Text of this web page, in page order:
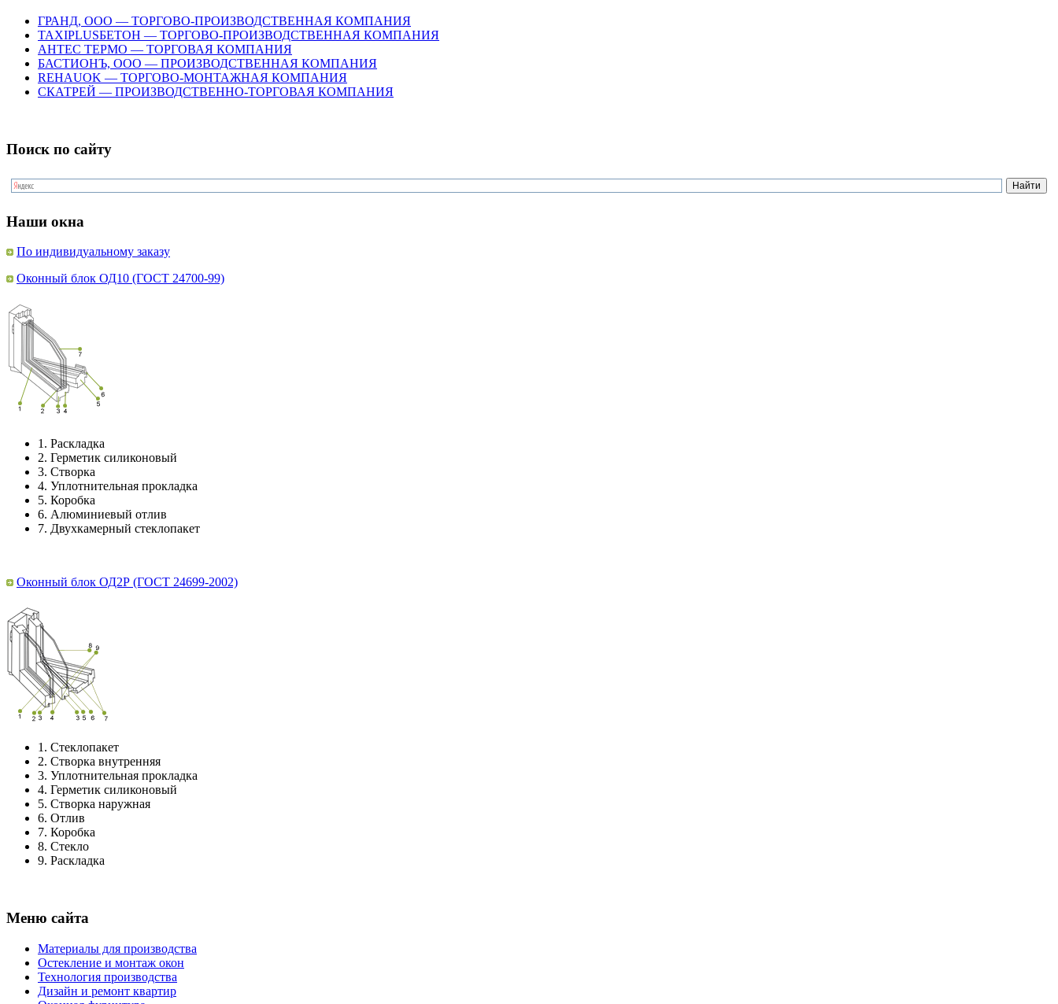
ГРАНД, ООО — ТОРГОВО-ПРОИЗВОДСТВЕННАЯ КОМПАНИЯ
TAXIPLUSБЕТОН — ТОРГОВО-ПРОИЗВОДСТВЕННАЯ КОМПАНИЯ
АНТЕС ТЕРМО — ТОРГОВАЯ КОМПАНИЯ
БАСТИОНЪ, ООО — ПРОИЗВОДСТВЕННАЯ КОМПАНИЯ
REHAUOK — ТОРГОВО-МОНТАЖНАЯ КОМПАНИЯ
СКАТРЕЙ — ПРОИЗВОДСТВЕННО-ТОРГОВАЯ КОМПАНИЯ
Поиск по сайту
Наши окна
По индивидуальному заказу
Оконный блок ОД10 (ГОСТ 24700-99)
1. Раскладка
2. Герметик силиконовый
3. Створка
4. Уплотнительная прокладка
5. Коробка
6. Алюминиевый отлив
7. Двухкамерный стеклопакет
Оконный блок ОД2Р (ГОСТ 24699-2002)
1. Стеклопакет
2. Створка внутренняя
3. Уплотнительная прокладка
4. Герметик силиконовый
5. Створка наружная
6. Отлив
7. Коробка
8. Стекло
9. Раскладка
Меню сайта
Материалы для производства
Остекление и монтаж окон
Технология производства
Дизайн и ремонт квартир